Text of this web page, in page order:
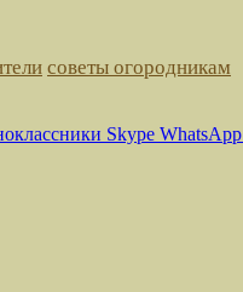
советы огородникам
Skype WhatsApp